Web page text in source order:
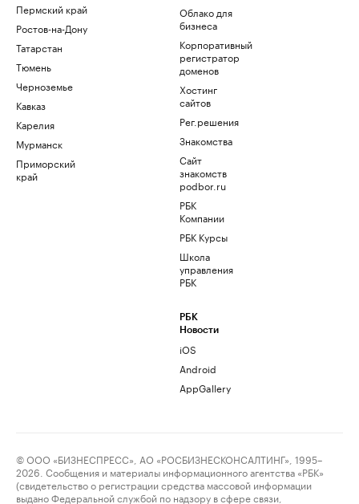
Пермский край
Ростов-на-Дону
Татарстан
Тюмень
Черноземье
Кавказ
Карелия
Мурманск
Приморский
край
Облако для
бизнеса
Корпоративный
регистратор
доменов
Хостинг
сайтов
Рег.решения
Знакомства
Сайт
знакомств
podbor.ru
РБК
Компании
РБК Курсы
Школа
управления
РБК
РБК
Новости
iOS
Android
AppGallery
© ООО «БИЗНЕСПРЕСС», АО «РОСБИЗНЕСКОНСАЛТИНГ», 1995–
2026. Сообщения и материалы информационного агентства «РБК»
(свидетельство о регистрации средства массовой информации
выдано Федеральной службой по надзору в сфере связи,